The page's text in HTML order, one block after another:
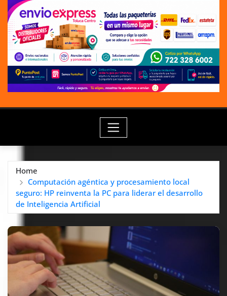
Home
Computación agéntica y procesamiento local
seguro: HP reinventa la PC para liderar el desarrollo
de Inteligencia Artificial